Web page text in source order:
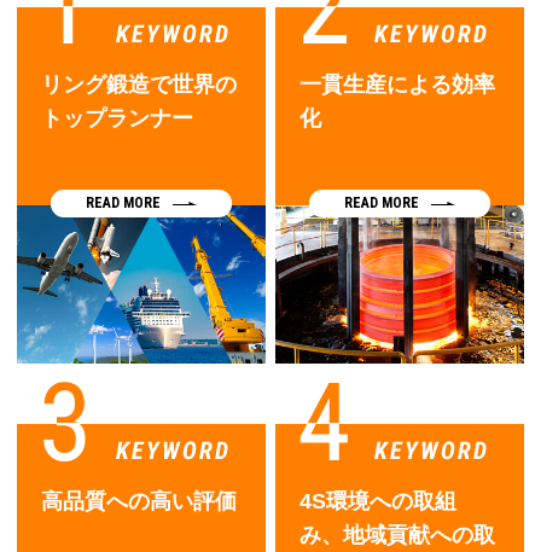
リング鍛造で世界の
トップランナー
READ MORE
一貫生産による効率
化
READ MORE
高品質への高い評価
4S環境への取組
み、地域貢献への取